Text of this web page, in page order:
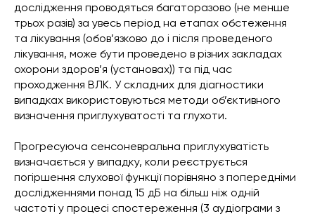
дослідження проводяться багаторазово (не менше
трьох разів) за увесь період на етапах обстеження
та лікування (обов’язково до і після проведеного
лікування, може бути проведено в різних закладах
охорони здоров’я (установах)) та під час
проходження ВЛК. У складних для діагностики
випадках використовуються методи об’єктивного
визначення приглухуватості та глухоти.
Прогресуюча сенсоневральна приглухуватість
визначається у випадку, коли реєструється
погіршення слухової функції порівняно з попередніми
дослідженнями понад 15 дБ на більш ніж одній
частоті у процесі спостереження (3 аудіограми з